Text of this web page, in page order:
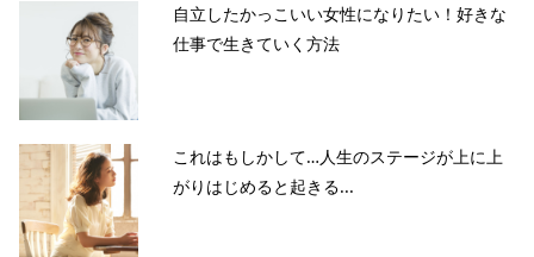
自立したかっこいい女性になりたい！好きな
仕事で生きていく方法
これはもしかして…人生のステージが上に上
がりはじめると起きる...